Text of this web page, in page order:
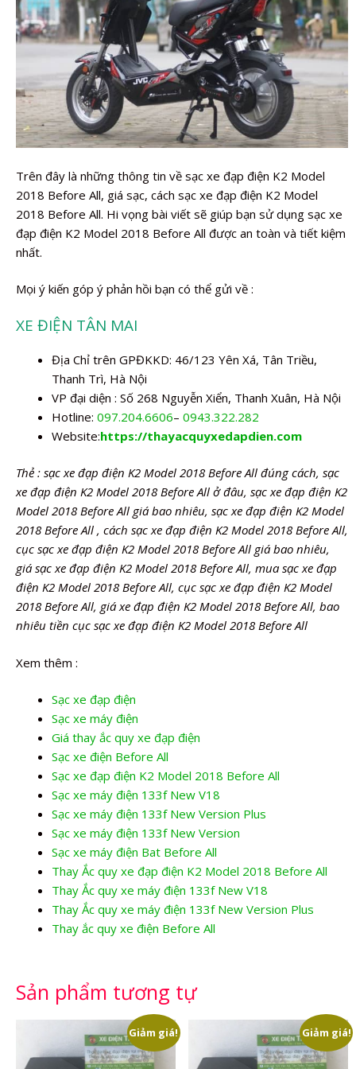
Trên đây là những thông tin về sạc xe đạp điện K2 Model
2018 Before All, giá sạc, cách sạc xe đạp điện K2 Model
2018 Before All. Hi vọng bài viết sẽ giúp bạn sử dụng sạc xe
đạp điện K2 Model 2018 Before All được an toàn và tiết kiệm
nhất.
Mọi ý kiến góp ý phản hồi bạn có thể gửi về :
XE ĐIỆN TÂN MAI
Địa Chỉ trên GPĐKKD: 46/123 Yên Xá, Tân Triều,
Thanh Trì, Hà Nội
VP đại diện : Số 268 Nguyễn Xiển, Thanh Xuân, Hà Nội
Hotline: 097.204.6606– 0943.322.282
Website:https://thayacquyxedapdien.com
Thẻ : sạc xe đạp điện K2 Model 2018 Before All đúng cách, sạc
xe đạp điện K2 Model 2018 Before All ở đâu, sạc xe đạp điện K2
Model 2018 Before All giá bao nhiêu, sạc xe đạp điện K2 Model
2018 Before All , cách sạc xe đạp điện K2 Model 2018 Before All,
cục sạc xe đạp điện K2 Model 2018 Before All giá bao nhiêu,
giá sạc xe đạp điện K2 Model 2018 Before All, mua sạc xe đạp
điện K2 Model 2018 Before All, cục sạc xe đạp điện K2 Model
2018 Before All, giá xe đạp điện K2 Model 2018 Before All, bao
nhiêu tiền cục sạc xe đạp điện K2 Model 2018 Before All
Xem thêm :
Sạc xe đạp điện
Sạc xe máy điện
Giá thay ắc quy xe đạp điện
Sạc xe điện Before All
Sạc xe đạp điện K2 Model 2018 Before All
Sạc xe máy điện 133f New V18
Sạc xe máy điện 133f New Version Plus
Sạc xe máy điện 133f New Version
Sạc xe máy điện Bat Before All
Thay Ắc quy xe đạp điện K2 Model 2018 Before All
Thay Ắc quy xe máy điện 133f New V18
Thay Ắc quy xe máy điện 133f New Version Plus
Thay ắc quy xe điện Before All
Sản phẩm tương tự
Giảm giá! Giảm giá!